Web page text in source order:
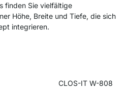
finden Sie vielfältige
Höhe, Breite und Tiefe, die sich
integrieren.
CLOS-IT W-808